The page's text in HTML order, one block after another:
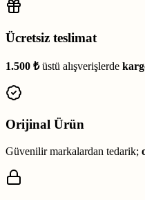
Ücretsiz teslimat
1.500 ₺üstü alışverişlerde
Orijinal Ürün
Güvenilir markalardan tedarik;